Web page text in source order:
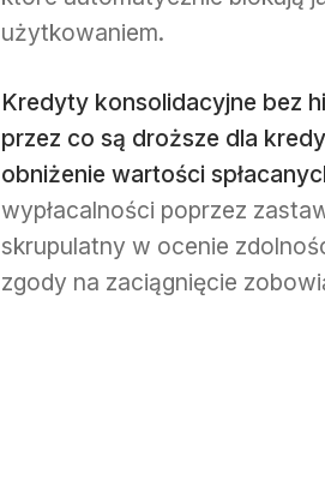
użytkowaniem.
Kredyty konsolidacyjne bez
przez co są droższe dla
obniżenie wartości
wypłacalności poprzez
skrupulatny w ocenie
zgody na zaciągnięcie